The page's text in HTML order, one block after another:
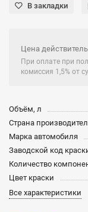
В закладки
Цена
При оплате при
комиссия 1,5% от
Объём, л
Страна
Марка автомобиля
Заводской код
Количество
Цвет краски
Все характеристики